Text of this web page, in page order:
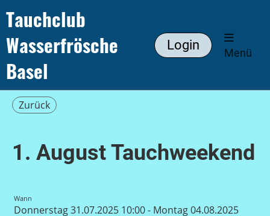
Tauchclub
Wasserfrösche
Basel
Login
Menü
Zurück
1. August Tauchweekend
Wann
Donnerstag 31.07.2025 10:00 - Montag 04.08.2025